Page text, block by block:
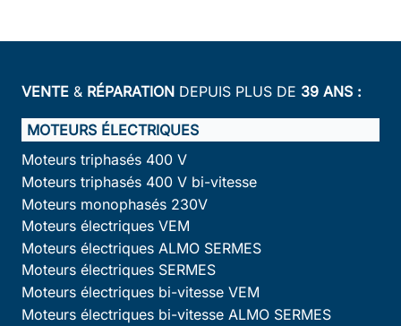
VENTE & RÉPARATION DEPUIS PLUS DE 39 ANS :
MOTEURS ÉLECTRIQUES
Moteurs triphasés 400 V
Moteurs triphasés 400 V bi-vitesse
Moteurs monophasés 230V
Moteurs électriques VEM
Moteurs électriques ALMO SERMES
Moteurs électriques SERMES
Moteurs électriques bi-vitesse VEM
Moteurs électriques bi-vitesse ALMO SERMES